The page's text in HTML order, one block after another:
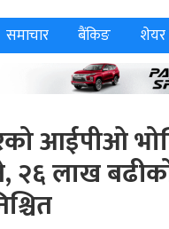
समाचार
बैंकिङ शेयर
आईपीओ
२६ लाख